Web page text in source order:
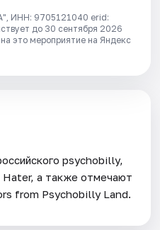
ИНН: 9705121040 erid:
до 30 сентября 2026
это мероприятие на Яндекс
psychobilly,
Hater, а также отмечают
from Psychobilly Land.